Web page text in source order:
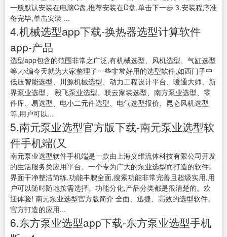
一般默认安装在电脑C盘,推荐安装在D盘,单击下一步 3.安装程序准
备完毕,单击安装 ...
4.机械选型app下载-换热器选型计算软件
app-产品
选型app包含的范围非常之广泛,有机械选型、风机选型、气缸选型
等,小编今天就为大家整理了一些非常好用的选型软件,如西门子中
低压智能选型、川源机械选型、动力工程设计平台、暖通大师、新
界泵业选型、 毅飞泵业选型、联云家装选型、南方泵业选型、零
件库、易选型、电小二元件选型、电气选型报价、昆仑风机选型
等,用户可以...
5.南元泵业选型官方版下载-南元泵业选型软
件手机端(又
南元泵业选型软件手机端是一款由上海义维流体科技有限公司开发
的生活服务类应用平台。一个专为广大的泵业选型而打造的软件。
界面干净整洁简练,功能丰腴全面,搜索功能非常完善且超级实用,用
户可以随时随地按需选择。功能分化,产品分类都是很清楚的。欢
迎体验! 南元泵业选型官方版简介 全面、迅捷、高效的选型软件。
官方打造的应用...
6.东方泵业选型app下载-东方泵业选型手机